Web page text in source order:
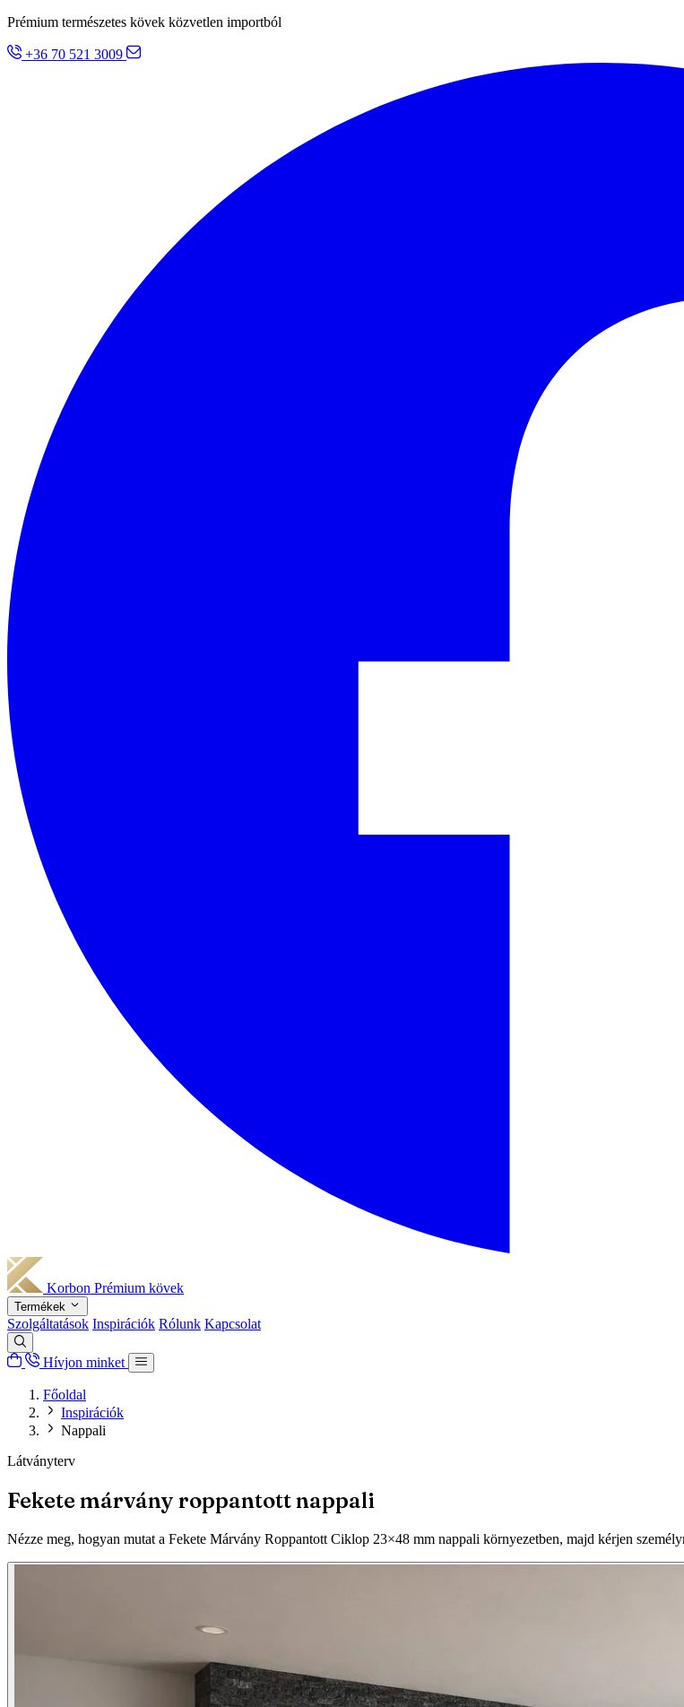
Prémium természetes kövek közvetlen importból
+36 70 521 3009
Korbon Prémium kövek
Termékek
Szolgáltatások Inspirációk Rólunk Kapcsolat
Hívjon minket
Főoldal
Inspirációk
Nappali
Látványterv
Fekete márvány roppantott nappali
Nézze meg, hogyan mutat a Fekete Márvány Roppantott Ciklop 23×48 mm nappali környezetben, majd kérjen